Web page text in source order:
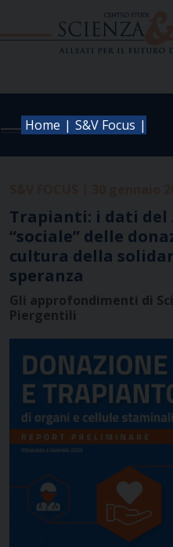
Home | S&V Focus |
Trapianti: i dati del
“sociale” delle
cultura della
speranza
Gli approfondimenti di
Piergentili